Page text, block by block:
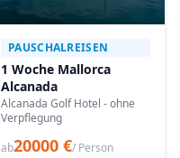
PAUSCHALREISEN
1 Woche Mallorca
Alcanada
Alcanada Golf Hotel - ohne
Verpflegung
ab20000 €/ Person